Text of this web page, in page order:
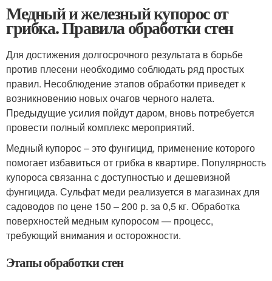
Медный и железный купорос от
грибка. Правила обработки стен
Для достижения долгосрочного результата в борьбе
против плесени необходимо соблюдать ряд простых
правил. Несоблюдение этапов обработки приведет к
возникновению новых очагов черного налета.
Предыдущие усилия пойдут даром, вновь потребуется
провести полный комплекс мероприятий.
Медный купорос – это фунгицид, применение которого
помогает избавиться от грибка в квартире. Популярность
купороса связанна с доступностью и дешевизной
фунгицида. Сульфат меди реализуется в магазинах для
садоводов по цене 150 – 200 р. за 0,5 кг. Обработка
поверхностей медным купоросом — процесс,
требующий внимания и осторожности.
Этапы обработки стен